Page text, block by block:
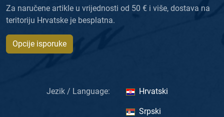
Za naručene artikle u vrijednosti od 50 € i više, dostava na
teritoriju Hrvatske je besplatna.
Opcije isporuke
Jezik / Language: Hrvatski
Srpski